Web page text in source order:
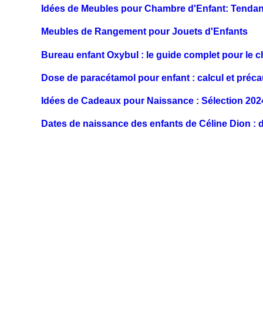
Idées de Meubles pour Chambre d'Enfant:
Meubles de Rangement pour Jouets d'Enfants
Bureau enfant Oxybul : le guide complet pour le
Dose de paracétamol pour enfant : calcul et
Idées de Cadeaux pour Naissance : Sélection
Dates de naissance des enfants de Céline Dion